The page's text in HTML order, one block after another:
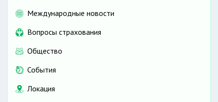
Международные новости
Вопросы страхования
Общество
События
Локация